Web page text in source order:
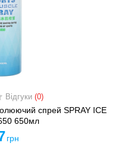
Відгуки (0)
спрей SPRAY ICE
650мл
грн